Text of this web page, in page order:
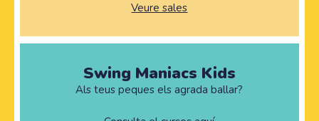
Veure sales
Swing Maniacs Kids
Als teus peques els agrada ballar?